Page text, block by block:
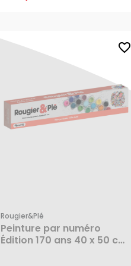
favorite_border
Rougier&plé
Peinture par numéro
Édition 170 ans 40 x 50 cm